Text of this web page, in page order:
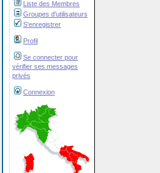
Liste des Membres
Groupes d'utilisateurs
S'enregistrer
Profil
Se connecter pour
vérifier ses messages
privés
Connexion